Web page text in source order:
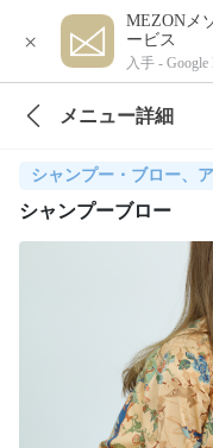
×
MEZONメ
ービス
入手 - Google
メニュー詳細
シャンプー・ブロー、
シャンプーブロー